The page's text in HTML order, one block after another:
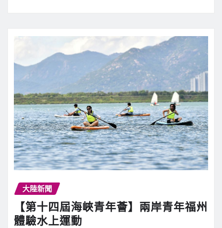
大陸新聞
【第十四屆海峽青年薈】兩岸青年福州
體驗水上運動